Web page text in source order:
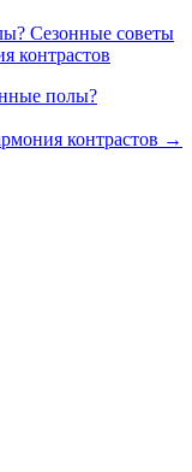
Сезонные советы
контрастов
полы?
контрастов →